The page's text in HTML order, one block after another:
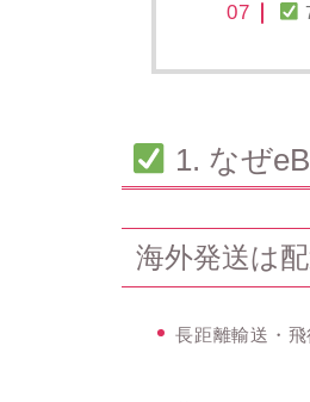
1. なぜ
海外発送は
長距離輸送・